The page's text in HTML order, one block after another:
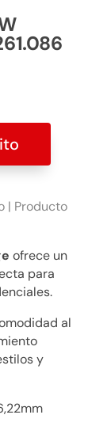
| Producto
ofrece un
para
al
y